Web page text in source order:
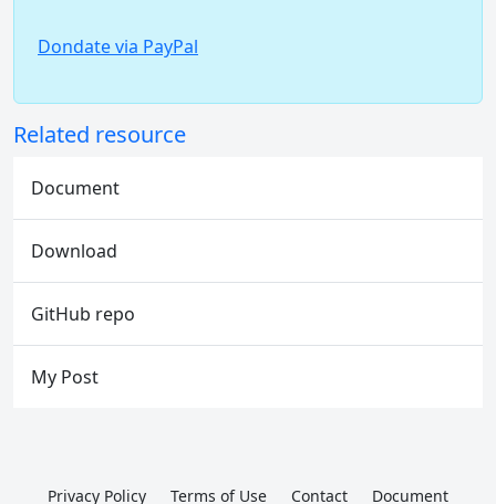
Dondate via PayPal
Related resource
Document
Download
GitHub repo
My Post
Privacy Policy Terms of Use Contact Document